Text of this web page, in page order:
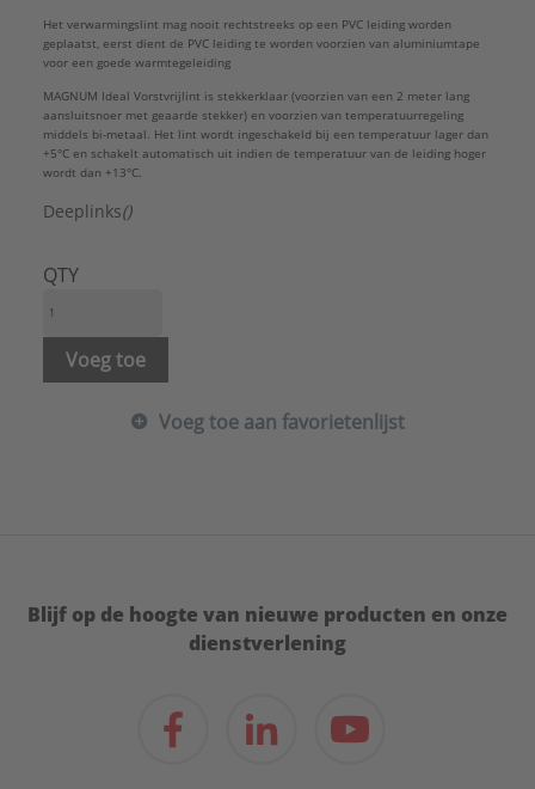
Type:
4 meter - 40 Watt / 230 Volt
Serie: Ideal
Het verwarmingslint mag nooit rechtstreeks op een PVC leiding worden
geplaatst, eerst dient de PVC leiding te worden voorzien van aluminiumtape
voor een goede warmtegeleiding
MAGNUM Ideal Vorstvrijlint is stekkerklaar (voorzien van een 2 meter lang
aansluitsnoer met geaarde stekker) en voorzien van temperatuurregeling
middels bi-metaal. Het lint wordt ingeschakeld bij een temperatuur lager dan
+5°C en schakelt automatisch uit indien de temperatuur van de leiding hoger
wordt dan +13°C.
Deeplinks()
QTY
Voeg toe
Voeg toe aan favorietenlijst
Blijf op de hoogte van nieuwe producten en onze
dienstverlening